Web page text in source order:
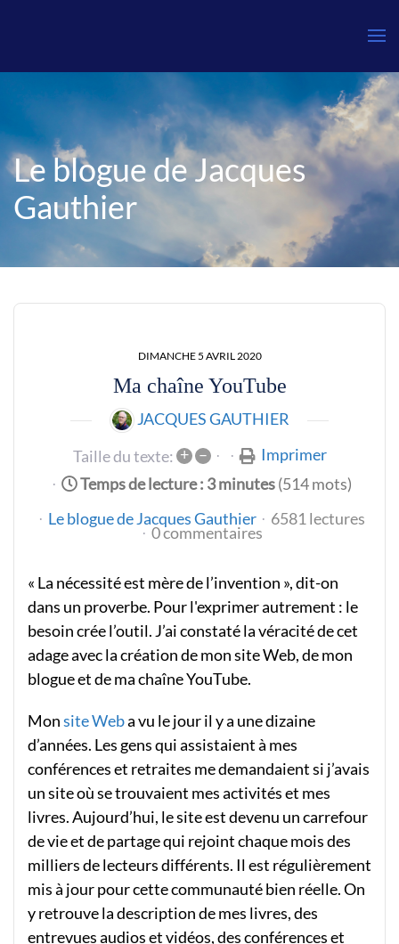
Le blogue de Jacques
Gauthier
DIMANCHE 5 AVRIL 2020
Ma chaîne YouTube
JACQUES GAUTHIER
Taille du texte: + –
Imprimer
Temps de lecture : 3 minutes(514 mots)
Le blogue de Jacques Gauthier
6581 lectures
0 commentaires
« La nécessité est mère de l’invention », dit-on
dans un proverbe. Pour l'exprimer autrement : le
besoin crée l’outil. J’ai constaté la véracité de cet
adage avec la création de mon site Web, de mon
blogue et de ma chaîne YouTube.
Monsite Weba vu le jour il y a une dizaine
d’années. Les gens qui assistaient à mes
conférences et retraites me demandaient si j’avais
un site où se trouvaient mes activités et mes
livres. Aujourd’hui, le site est devenu un carrefour
de vie et de partage qui rejoint chaque mois des
milliers de lecteurs différents. Il est régulièrement
mis à jour pour cette communauté bien réelle. On
y retrouve la description de mes livres, des
entrevues audios et vidéos, des conférences et